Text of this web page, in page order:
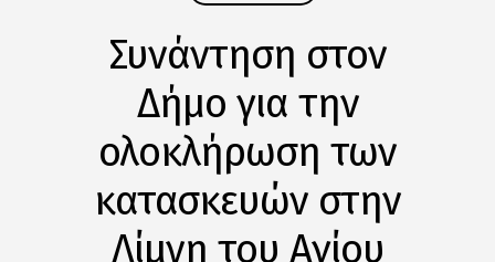
Συνάντηση στον
Δήμο για την
ολοκλήρωση των
κατασκευών στην
Λίμνη του Αγίου